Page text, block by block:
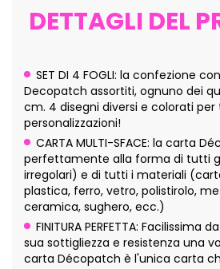
DETTAGLI DEL
SET DI 4 FOGLI: la confezione
Decopatch assortiti, ognuno dei
cm. 4 disegni diversi e colorati
personalizzazioni!
CARTA MULTI-SFACE: la carta
perfettamente alla forma di tutti
irregolari) e di tutti i materiali
plastica, ferro, vetro, polistirolo,
ceramica, sughero, ecc.)
FINITURA PERFETTA: Facilissima
sua sottigliezza e resistenza una
carta Décopatch è l'unica carta